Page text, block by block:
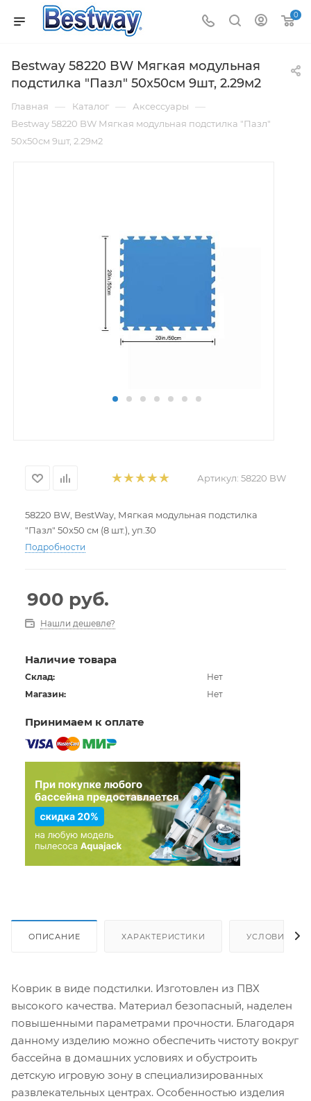
0
Bestway 58220 BW Мягкая модульная
подстилка "Пазл" 50x50см 9шт, 2.29м2
Главная — Каталог — Аксессуары —
Bestway 58220 BW Мягкая модульная подстилка "Пазл"
50x50см 9шт, 2.29м2
Артикул: 58220 BW
58220 BW, BestWay, Мягкая модульная подстилка
"Пазл" 50x50 см (8 шт.), уп.30
Подробности
900 руб.
Нашли дешевле?
Наличие товара
Склад:
Нет
Магазин:
Нет
Принимаем к оплате
ОПИСАНИЕ ХАРАКТЕРИСТИКИ УСЛОВИЯ
Коврик в виде подстилки. Изготовлен из ПВХ
высокого качества. Материал безопасный, наделен
повышенными параметрами прочности. Благодаря
данному изделию можно обеспечить чистоту вокруг
бассейна в домашних условиях и обустроить
детскую игровую зону в специализированных
развлекательных центрах. Особенностью изделия